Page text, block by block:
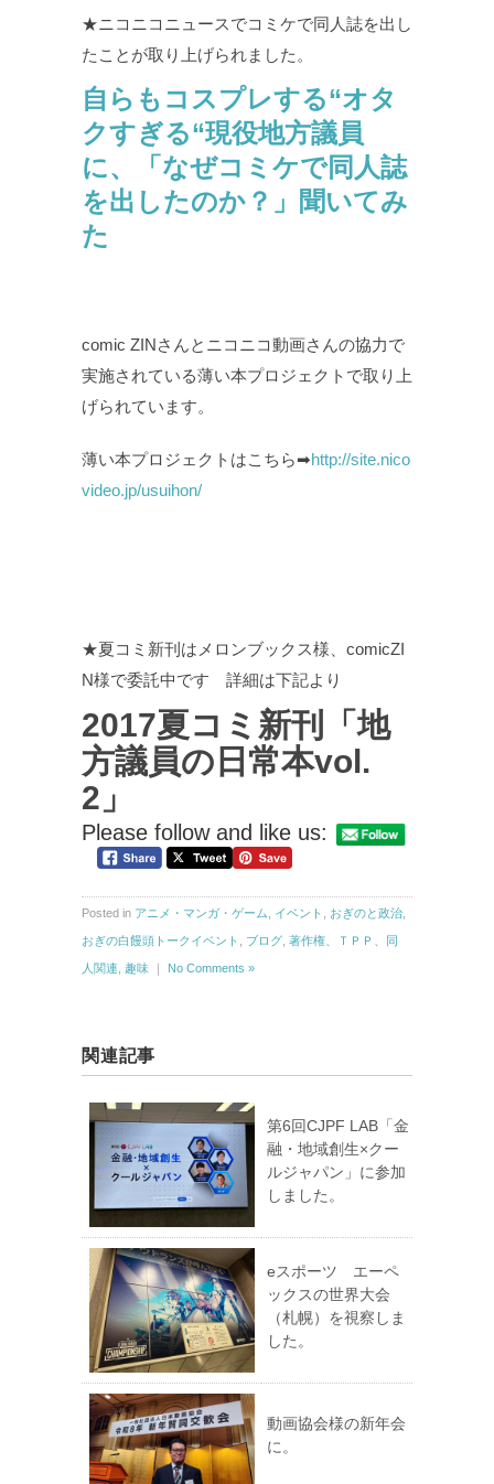
★ニコニコニュースでコミケで同人誌を出し
たことが取り上げられました。
自らもコスプレする“オタ
クすぎる“現役地方議員
に、「なぜコミケで同人誌
を出したのか？」聞いてみ
た
comic ZINさんとニコニコ動画さんの協力で
実施されている薄い本プロジェクトで取り上
げられています。
薄い本プロジェクトはこちら➡http://site.nico
video.jp/usuihon/
★夏コミ新刊はメロンブックス様、comicZI
N様で委託中です 詳細は下記より
2017夏コミ新刊「地
方議員の日常本vol.
2」
Please follow and like us:
Posted in アニメ・マンガ・ゲーム イベント おぎのと政治
おぎの白饅頭トークイベント ブログ 著作権、ＴＰＰ、同
人関連 趣味 No Comments »
関連記事
第6回CJPF LAB「金
融・地域創生×クー
ルジャパン」に参加
しました。
eスポーツ エーペ
ックスの世界大会
（札幌）を視察しま
した。
動画協会様の新年会
に。